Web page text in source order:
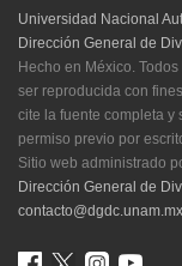
Universidad Nacional
Dirección General de
Hecho en México.
ser reproducida con
cite la fuente completa y
permiso previo por
Sitio web administrado
Dirección General de
contacto@dgdc.unam.mx